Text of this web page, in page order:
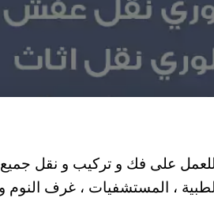
على فك و تركيب و نقل جميع
، المستشفيات ، غرف النوم